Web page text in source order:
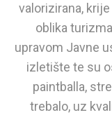
valorizirana,
oblika
upravom Javne
izletište te su
paintballa,
trebalo, uz